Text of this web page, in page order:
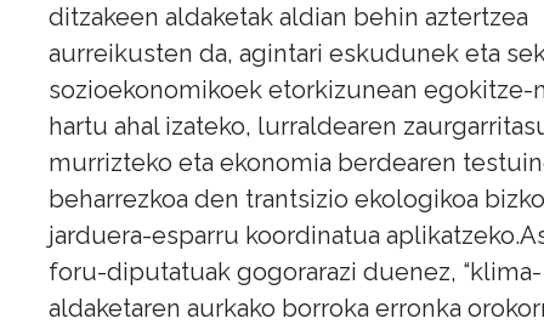
ditzakeen aldaketak aldian behin aztertzea
aurreikusten da, agintari eskudunek eta
sozioekonomikoek etorkizunean egokitze-
hartu ahal izateko, lurraldearen
murrizteko eta ekonomia berdearen
beharrezkoa den trantsizio ekologikoa
jarduera-esparru koordinatua
foru-diputatuak gogorarazi duenez, “klima-
aldaketaren aurkako borroka erronka